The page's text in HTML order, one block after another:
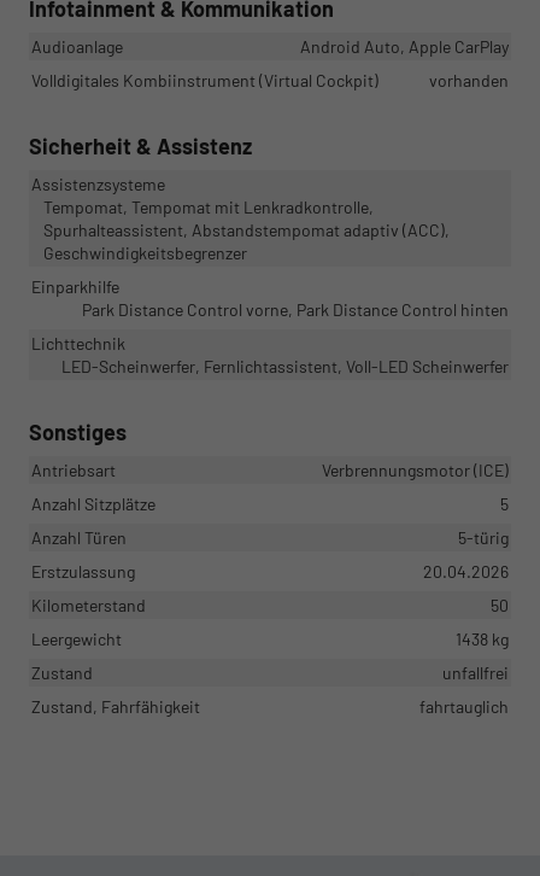
Infotainment & Kommunikation
Audioanlage
Android Auto, Apple CarPlay
Volldigitales Kombiinstrument (Virtual Cockpit)
vorhanden
Sicherheit & Assistenz
Assistenzsysteme
Tempomat, Tempomat mit Lenkradkontrolle,
Spurhalteassistent, Abstandstempomat adaptiv (ACC),
Geschwindigkeitsbegrenzer
Einparkhilfe
Park Distance Control vorne, Park Distance Control hinten
Lichttechnik
LED-Scheinwerfer, Fernlichtassistent, Voll-LED Scheinwerfer
Sonstiges
Antriebsart
Verbrennungsmotor (ICE)
Anzahl Sitzplätze
5
Anzahl Türen
5-türig
Erstzulassung
20.04.2026
Kilometerstand
50
Leergewicht
1438 kg
Zustand
unfallfrei
Zustand, Fahrfähigkeit
fahrtauglich